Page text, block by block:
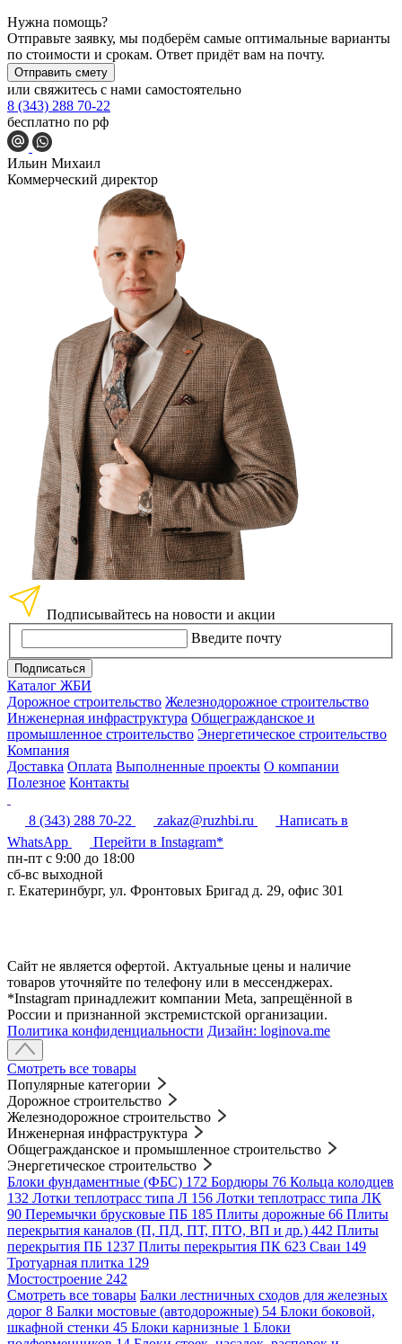
Нужна помощь?
Отправьте заявку, мы подберём самые оптимальные варианты
по стоимости и срокам. Ответ придёт вам на почту.
Отправить смету
или свяжитесь с нами самостоятельно
8 (343) 288 70-22
бесплатно по рф
Ильин Михаил
Коммерческий директор
Подписывайтесь на новости и акции
Введите почту
Подписаться
Каталог ЖБИ
Дорожное строительство Железнодорожное строительство
Инженерная инфраструктура Общегражданское и
промышленное строительство Энергетическое строительство
Компания
Доставка Оплата Выполненные проекты О компании
Полезное Контакты
8 (343) 288 70-22 zakaz@ruzhbi.ru
Написать в
WhatsApp
Перейти в Instagram*
пн-пт c 9:00 до 18:00
сб-вс выходной
г. Екатеринбург, ул. Фронтовых Бригад д. 29, офис 301
Сайт не является офертой. Актуальные цены и наличие
товаров уточняйте по телефону или в мессенджерах.
*Instagram принадлежит компании Meta, запрещённой в
России и признанной экстремистской организации.
Политика конфиденциальности Дизайн: loginova.me
Смотреть все товары
Популярные категории
Дорожное строительство
Железнодорожное строительство
Инженерная инфраструктура
Общегражданское и промышленное строительство
Энергетическое строительство
Блоки фундаментные (ФБС) 172 Бордюры 76 Кольца колодцев
132 Лотки теплотрасс типа Л 156 Лотки теплотрасс типа ЛК
90 Перемычки брусковые ПБ 185 Плиты дорожные 66 Плиты
перекрытия каналов (П, ПД, ПТ, ПТО, ВП и др.) 442 Плиты
перекрытия ПБ 1237 Плиты перекрытия ПК 623 Сваи 149
Тротуарная плитка 129
Мостостроение 242
Смотреть все товары Балки лестничных сходов для железных
дорог 8 Балки мостовые (автодорожные) 54 Блоки боковой,
шкафной стенки 45 Блоки карнизные 1 Блоки